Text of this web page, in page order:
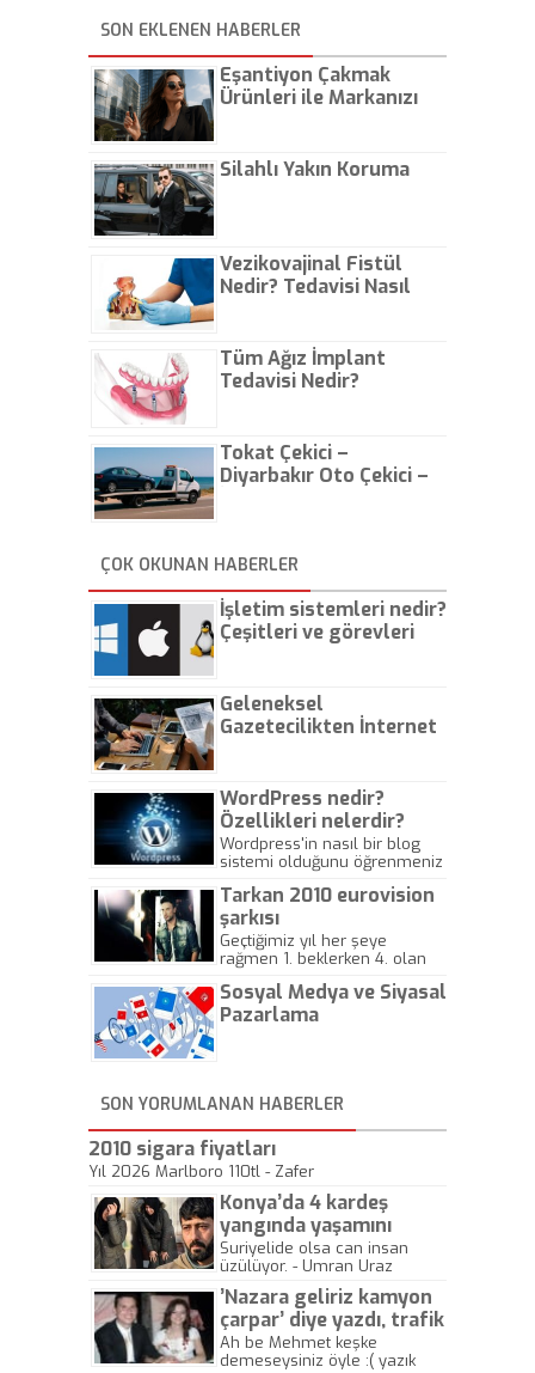
SON EKLENEN HABERLER
Eşantiyon Çakmak
Ürünleri ile Markanızı
Silahlı Yakın Koruma
Vezikovajinal Fistül
Nedir? Tedavisi Nasıl
Tüm Ağız İmplant
Tedavisi Nedir?
Tokat Çekici –
Diyarbakır Oto Çekici –
ÇOK OKUNAN HABERLER
İşletim sistemleri nedir?
Çeşitleri ve görevleri
Geleneksel
Gazetecilikten İnternet
WordPress nedir?
Özellikleri nelerdir?
Wordpress'in nasıl bir blog
sistemi olduğunu öğrenmeniz
Tarkan 2010 eurovision
şarkısı
Geçtiğimiz yıl her şeye
rağmen 1. beklerken 4. olan
gösterisinin bu yarışmada
önemli olmadığını anlamıştır.
Sosyal Medya ve Siyasal
Pazarlama
SON YORUMLANAN HABERLER
2010 sigara fiyatları
Yıl 2026 Marlboro 110tl - Zafer
Konya’da 4 kardeş
yangında yaşamını
yitirdi
Suriyelide olsa can insan
üzülüyor. - Umran Uraz
’Nazara geliriz kamyon
çarpar’ diye yazdı, trafik
kazasında öldü!
Ah be Mehmet keşke
demeseysiniz öyle :( yazık